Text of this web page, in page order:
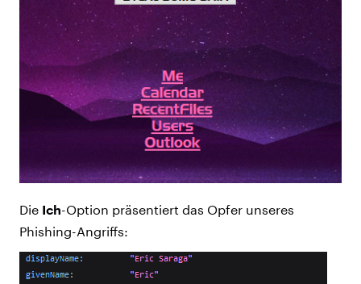
Die Ich-Option präsentiert das Opfer unseres
Phishing-Angriffs: